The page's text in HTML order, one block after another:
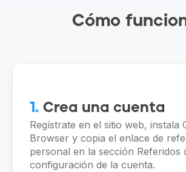
Cómo
1. Crea una cuenta
Regístrate en el sitio web, instala
Browser y copia el enlace de
personal en la sección Referidos
configuración de la cuenta.